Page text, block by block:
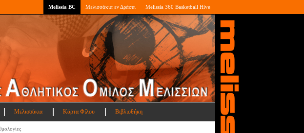
Melissia BC Μελισσάκια εν Δράσει Melissia 360 Basketball Hive
Μελισσάκια Κάρτα Φίλου Βιβλιοθήκη